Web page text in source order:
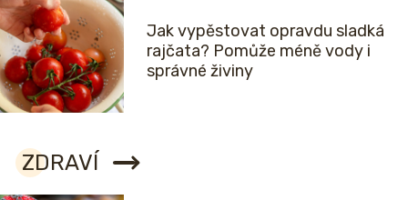
Jak vypěstovat opravdu sladká
rajčata? Pomůže méně vody i
správné živiny
ZDRAVÍ